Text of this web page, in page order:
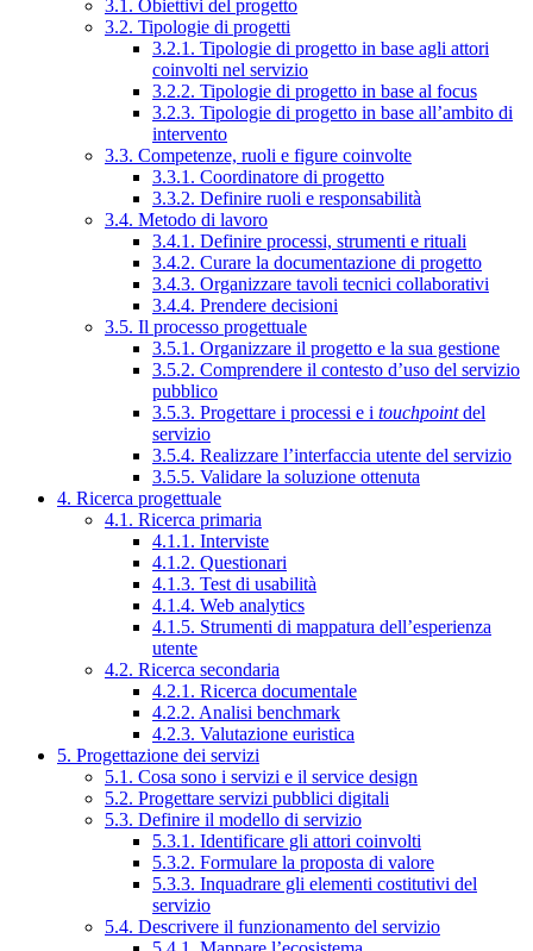
3.1. Obiettivi del progetto
3.2. Tipologie di progetti
3.2.1. Tipologie di progetto in base agli attori
coinvolti nel servizio
3.2.2. Tipologie di progetto in base al focus
3.2.3. Tipologie di progetto in base all’ambito di
intervento
3.3. Competenze, ruoli e figure coinvolte
3.3.1. Coordinatore di progetto
3.3.2. Definire ruoli e responsabilità
3.4. Metodo di lavoro
3.4.1. Definire processi, strumenti e rituali
3.4.2. Curare la documentazione di progetto
3.4.3. Organizzare tavoli tecnici collaborativi
3.4.4. Prendere decisioni
3.5. Il processo progettuale
3.5.1. Organizzare il progetto e la sua gestione
3.5.2. Comprendere il contesto d’uso del servizio
pubblico
3.5.3. Progettare i processi e i touchpointdel
servizio
3.5.4. Realizzare l’interfaccia utente del servizio
3.5.5. Validare la soluzione ottenuta
4. Ricerca progettuale
4.1. Ricerca primaria
4.1.1. Interviste
4.1.2. Questionari
4.1.3. Test di usabilità
4.1.4. Web analytics
4.1.5. Strumenti di mappatura dell’esperienza
utente
4.2. Ricerca secondaria
4.2.1. Ricerca documentale
4.2.2. Analisi benchmark
4.2.3. Valutazione euristica
5. Progettazione dei servizi
5.1. Cosa sono i servizi e il service design
5.2. Progettare servizi pubblici digitali
5.3. Definire il modello di servizio
5.3.1. Identificare gli attori coinvolti
5.3.2. Formulare la proposta di valore
5.3.3. Inquadrare gli elementi costitutivi del
servizio
5.4. Descrivere il funzionamento del servizio